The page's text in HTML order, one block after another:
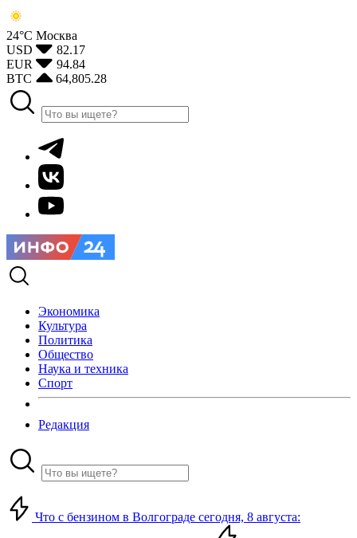
24°С Москва
USD
82.17
EUR
94.84
BTC
64,805.28
Экономика
Культура
Политика
Общество
Наука и техника
Спорт
Редакция
Что с бензином в Волгограде сегодня, 8 августа: